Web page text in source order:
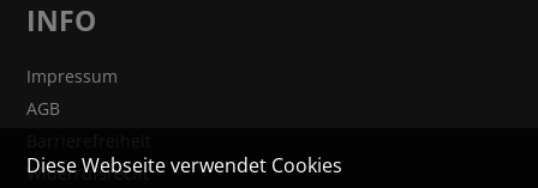
INFO
Impressum
AGB
Widerrufsrecht
Diese Webseite verwendet Cookies